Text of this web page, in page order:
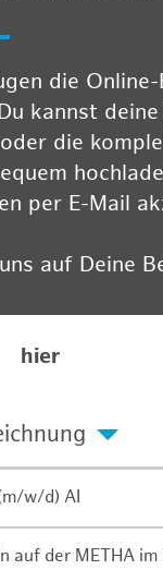
die
kannst
die
per E-Mail
auf Deine
hier
w/d) AI
auf der METHA im